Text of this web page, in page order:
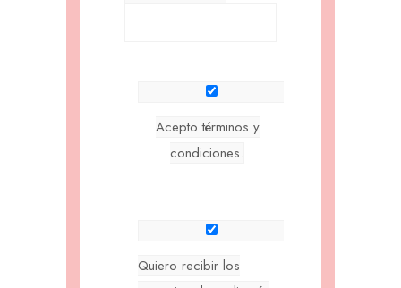
Aceptotérminos y
condiciones.
Quiero recibir los